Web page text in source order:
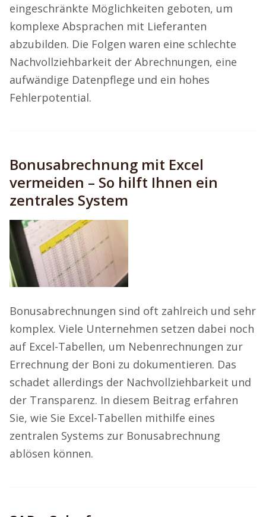
eingeschränkte Möglichkeiten geboten, um
komplexe Absprachen mit Lieferanten
abzubilden. Die Folgen waren eine schlechte
Nachvollziehbarkeit der Abrechnungen, eine
aufwändige Datenpflege und ein hohes
Fehlerpotential.
Bonusabrechnung mit Excel
vermeiden – So hilft Ihnen ein
zentrales System
Bonusabrechnungen sind oft zahlreich und sehr
komplex. Viele Unternehmen setzen dabei noch
auf Excel-Tabellen, um Nebenrechnungen zur
Errechnung der Boni zu dokumentieren. Das
schadet allerdings der Nachvollziehbarkeit und
der Transparenz. In diesem Beitrag erfahren
Sie, wie Sie Excel-Tabellen mithilfe eines
zentralen Systems zur Bonusabrechnung
ablösen können.